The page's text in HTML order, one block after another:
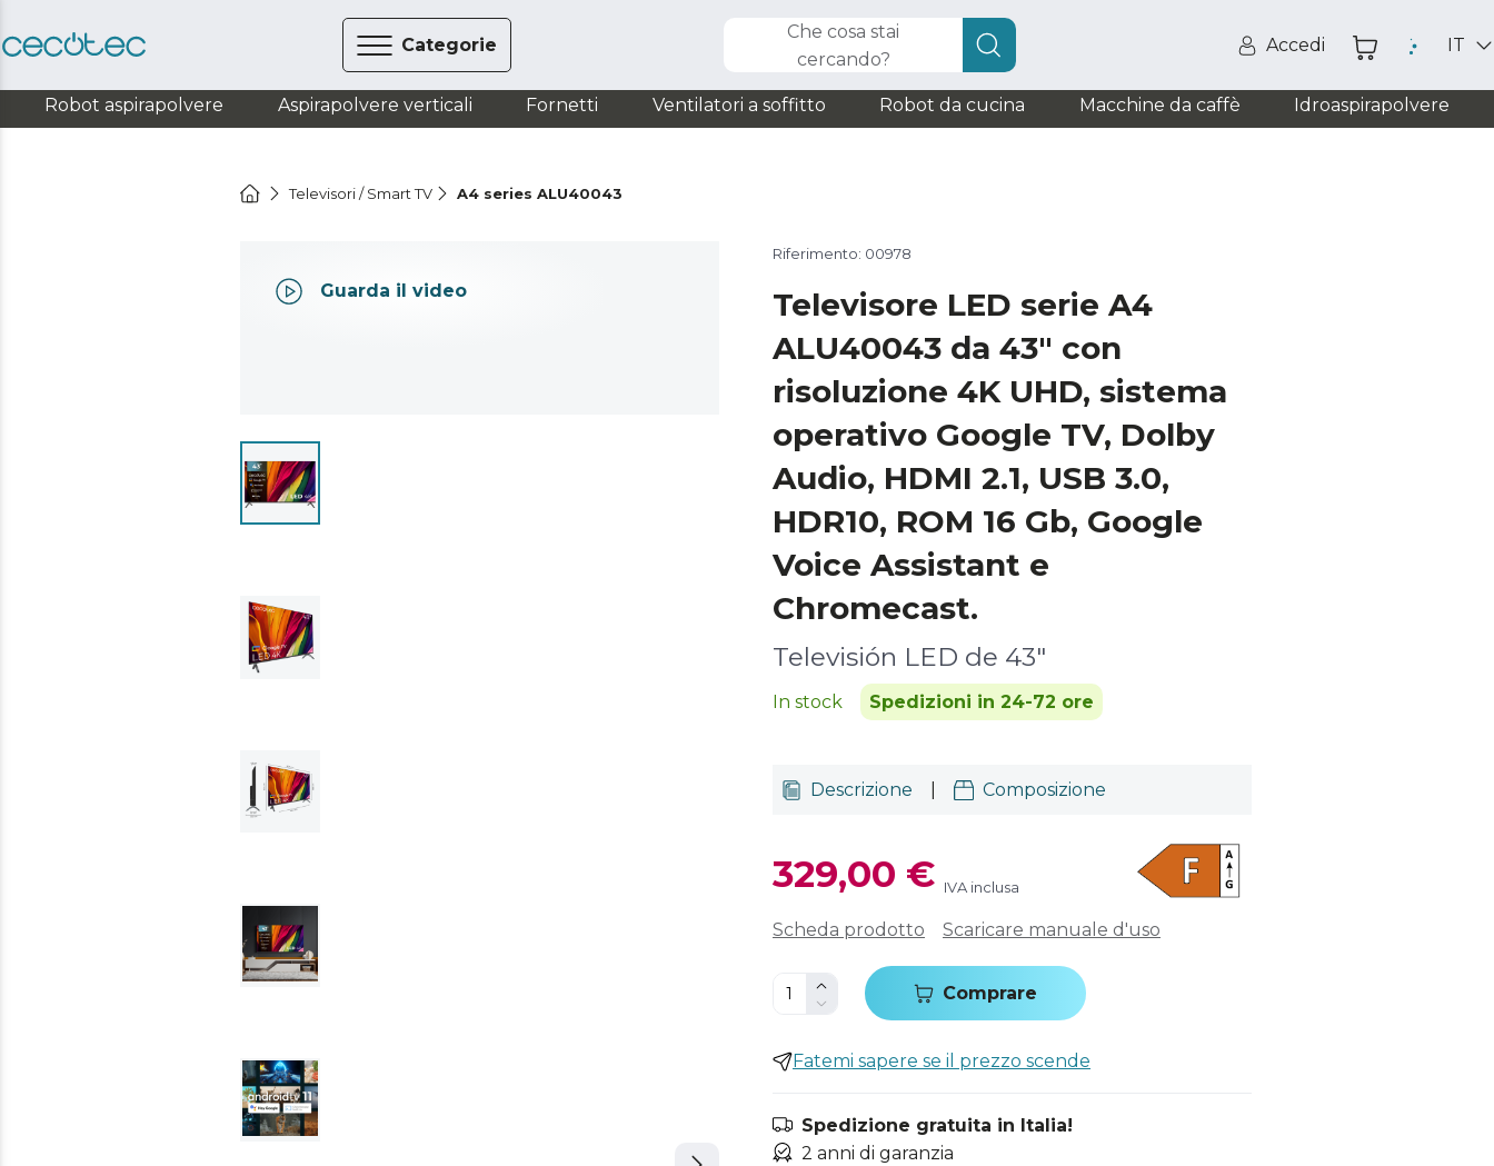
Categorie
Che cosa stai
cercando?
Accedi IT
Robot aspirapolvere Aspirapolvere verticali Fornetti Ventilatori a soffitto Robot da cucina Macchine da caffè Idroaspirapolvere
Televisori / Smart TV A4 series ALU40043
Guarda il video
Riferimento: 00978
Televisore LED serie A4
ALU40043 da 43" con
risoluzione 4K UHD, sistema
operativo Google TV, Dolby
Audio, HDMI 2.1, USB 3.0,
HDR10, ROM 16 Gb, Google
Voice Assistant e
Chromecast.
Televisión LED de 43"
In stock Spedizioni in 24-72 ore
Descrizione Composizione
329,00 € IVA inclusa
Scheda prodotto Scaricare manuale d'uso
Comprare
Fatemi sapere se il prezzo scende
Spedizione gratuita in Italia!
2 anni di garanzia